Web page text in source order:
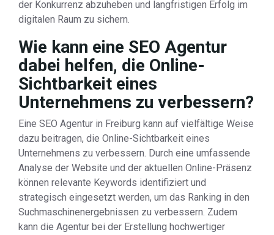
der Konkurrenz abzuheben und langfristigen Erfolg im
digitalen Raum zu sichern.
Wie kann eine SEO Agentur
dabei helfen, die Online-
Sichtbarkeit eines
Unternehmens zu verbessern?
Eine SEO Agentur in Freiburg kann auf vielfältige Weise
dazu beitragen, die Online-Sichtbarkeit eines
Unternehmens zu verbessern. Durch eine umfassende
Analyse der Website und der aktuellen Online-Präsenz
können relevante Keywords identifiziert und
strategisch eingesetzt werden, um das Ranking in den
Suchmaschinenergebnissen zu verbessern. Zudem
kann die Agentur bei der Erstellung hochwertiger